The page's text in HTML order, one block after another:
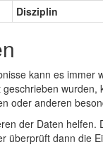
Disziplin
kann es
oder anderen
der Daten
überprüft dann die